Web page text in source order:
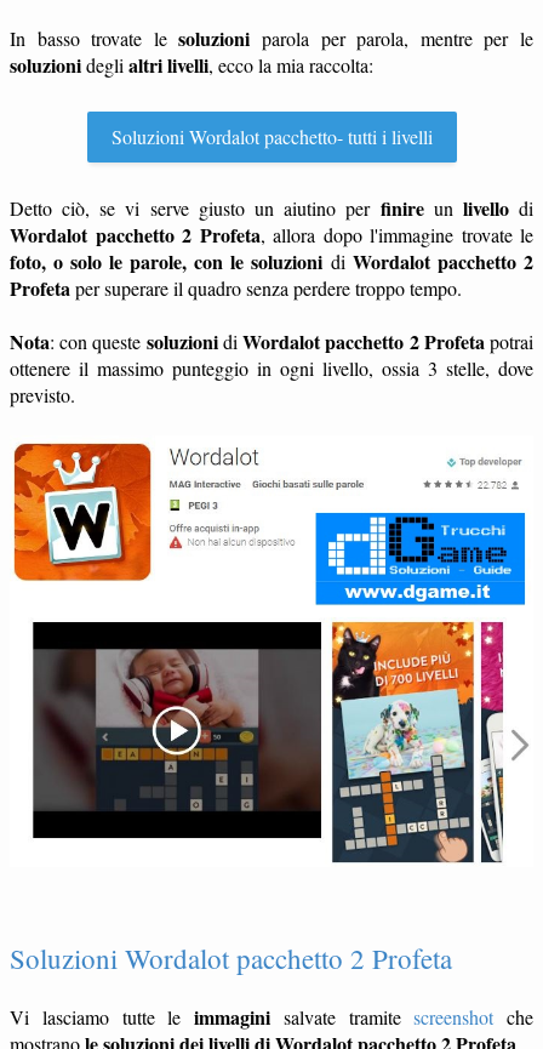
In basso trovate lesoluzioni parola per parola, mentre per le
soluzionidegli altri livelli, ecco la mia raccolta:
Soluzioni Wordalot pacchetto- tutti i livelli
Detto ciò, se vi serve giusto un aiutino per finireun livellodi
Wordalot pacchetto 2 Profeta, allora dopo l'immagine trovate le
foto, o solo le parole, con le soluzioni di Wordalot pacchetto 2
Profetaper superare il quadro senza perdere troppo tempo.
Nota: con queste soluzionidiWordalot pacchetto 2 Profeta potrai
ottenere il massimo punteggio in ogni livello, ossia 3 stelle, dove
previsto.
Soluzioni Wordalot pacchetto 2 Profeta
Vi lasciamo tutte le immagini salvate tramitescreenshot che
mostrano